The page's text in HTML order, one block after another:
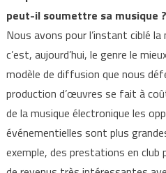
peut-il soumettre sa musique ?
Nous avons pour l’instant ciblé
c’est, aujourd’hui, le genre le
modèle de diffusion que nous
production d’œuvres se fait à
de la musique électronique les
événementielles sont plus
exemple, des prestations en club